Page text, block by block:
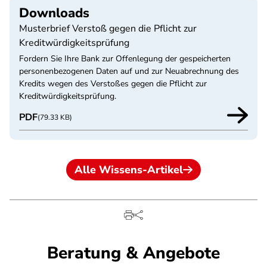
Downloads
Musterbrief Verstoß gegen die Pflicht zur
Kreditwürdigkeitsprüfung
Fordern Sie Ihre Bank zur Offenlegung der gespeicherten
personenbezogenen Daten auf und zur Neuabrechnung des
Kredits wegen des Verstoßes gegen die Pflicht zur
Kreditwürdigkeitsprüfung.
PDF(79.33 KB)
Alle Wissens-Artikel
Beratung & Angebote